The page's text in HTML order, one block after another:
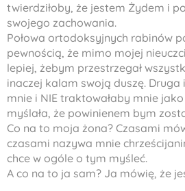
twierdziłoby, że jestem Żydem i
swojego zachowania.
Połowa ortodoksyjnych rabinów
pewnością, że mimo mojej
lepiej, żebym przestrzegał
inaczej kalam swoją duszę. Druga
mnie i NIE traktowałaby mnie
myślała, że powinienem bym
Co na to moja żona? Czasami
czasami nazywa mnie
chce w ogóle o tym myśleć.
A co na to ja sam? Ja mówię, że